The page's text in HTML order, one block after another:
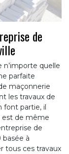
de
n’importe quelle
parfaite
maçonnerie
les travaux de
font partie, il
est de même
de
à
tous ces travaux